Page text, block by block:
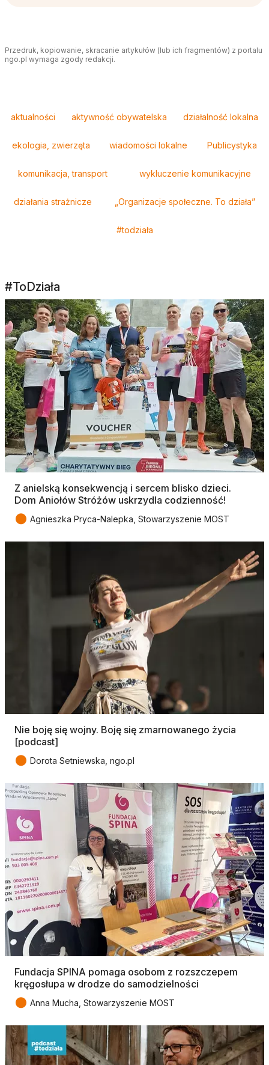
Przedruk, kopiowanie, skracanie artykułów (lub ich fragmentów) z portalu
ngo.pl wymaga zgody redakcji.
aktualności aktywność obywatelska działalność lokalna
ekologia, zwierzęta wiadomości lokalne Publicystyka
komunikacja, transport wykluczenie komunikacyjne
działania strażnicze „Organizacje społeczne. To działa”
#todziała
#ToDziała
Z anielską konsekwencją i sercem blisko dzieci.
Dom Aniołów Stróżów uskrzydla codzienność!
● Agnieszka Pryca-Nalepka, Stowarzyszenie MOST
Nie boję się wojny. Boję się zmarnowanego życia
[podcast]
● Dorota Setniewska, ngo.pl
Fundacja SPINA pomaga osobom z rozszczepem
kręgosłupa w drodze do samodzielności
● Anna Mucha, Stowarzyszenie MOST